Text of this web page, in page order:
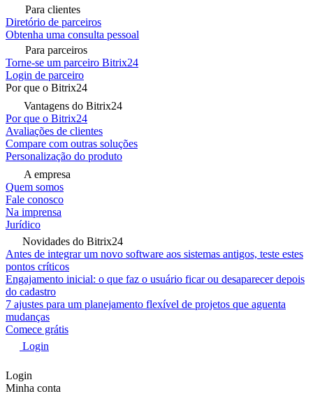
Para clientes
Diretório de parceiros
Obtenha uma consulta pessoal
Para parceiros
Torne-se um parceiro Bitrix24
Login de parceiro
Por que o Bitrix24
Vantagens do Bitrix24
Por que o Bitrix24
Avaliações de clientes
Compare com outras soluções
Personalização do produto
A empresa
Quem somos
Fale conosco
Na imprensa
Jurídico
Novidades do Bitrix24
Antes de integrar um novo software aos sistemas antigos, teste estes
pontos críticos
Engajamento inicial: o que faz o usuário ficar ou desaparecer depois
do cadastro
7 ajustes para um planejamento flexível de projetos que aguenta
mudanças
Comece grátis
Login
Login
Minha conta